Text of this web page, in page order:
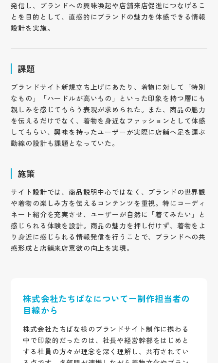
発信し、ブランドへの興味喚起や店舗来店促進につなげるこ
とを目的として、直感的にブランドの魅力を体感できる情報
設計を実施。
課題
ブランドサイト新規立ち上げにあたり、着物に対して「特別
なもの」「ハードルが高いもの」といった印象を持つ層にも
親しみを感じてもらう表現が求められた。また、商品の魅力
を伝えるだけでなく、着物を身近なファッションとして体感
してもらい、興味を持ったユーザーが実際に店舗へ足を運ぶ
動線の設計も課題となっていた。
施策
サイト設計では、商品説明中心ではなく、ブランドの世界観
や着物の楽しみ方を伝えるコンテンツを重視。特にコーディ
ネート紹介を充実させ、ユーザーが自然に「着てみたい」と
感じられる体験を設計。商品の魅力を押し付けず、着物をよ
り身近に感じられる情報発信を行うことで、ブランドへの共
感形成と店舗来店意欲の向上を実現。
株式会社たちばなについてー制作担当者の
目線から
株式会社たちばな様のブランドサイト制作に携わる
中で印象的だったのは、社長や経営幹部をはじめと
する社員の方々が理念を深く理解し、共有されてい